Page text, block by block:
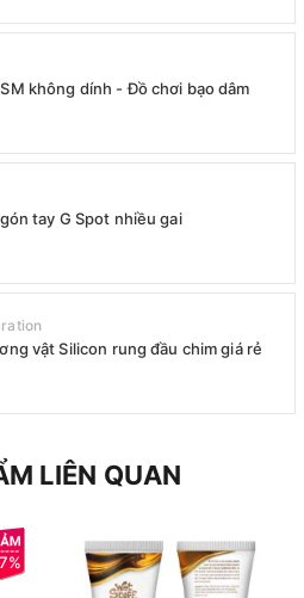
không dính - Đồ chơi bạo dâm
tay G Spot nhiều gai
vật Silicon rung đầu chim giá rẻ
LIÊN QUAN